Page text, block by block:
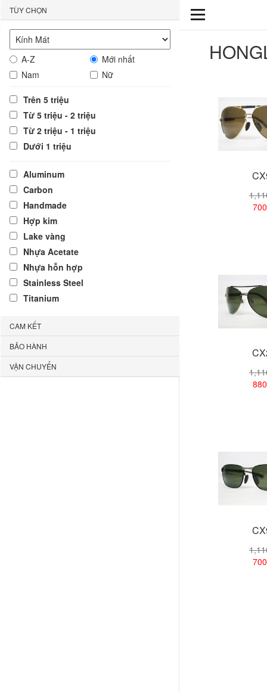
TÙY CHỌN
A-Z
Mới nhất
Nam
Nữ
Trên 5 triệu
Từ 5 triệu - 2 triệu
Từ 2 triệu - 1 triệu
Dưới 1 triệu
Aluminum
Carbon
Handmade
Hợp kim
Lake vàng
Nhựa Acetate
Nhựa hỗn hợp
Stainless Steel
Titanium
CAM KẾT
BẢO HÀNH
VẬN CHUYỂN